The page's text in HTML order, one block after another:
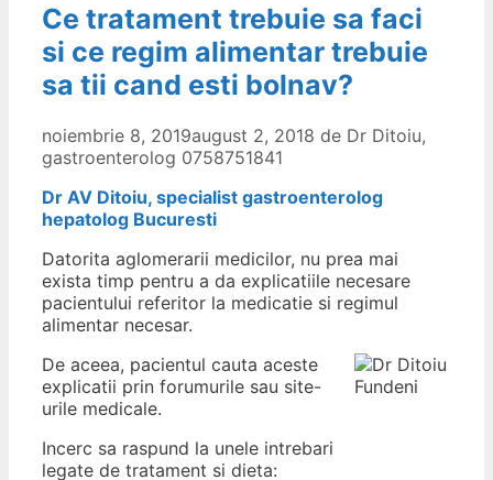
Ce tratament trebuie sa faci
si ce regim alimentar trebuie
sa tii cand esti bolnav?
noiembrie 8, 2019august 2, 2018 de Dr Ditoiu,
gastroenterolog 0758751841
Dr AV Ditoiu, specialist gastroenterolog
hepatolog Bucuresti
Datorita aglomerarii medicilor, nu prea mai
exista timp pentru a da explicatiile necesare
pacientului referitor la medicatie si regimul
alimentar necesar.
De aceea, pacientul cauta aceste
explicatii prin forumurile sau site-
urile medicale.
Incerc sa raspund la unele intrebari
legate de tratament si dieta: